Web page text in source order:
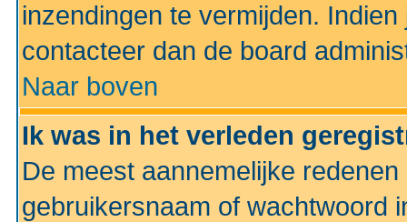
inzendingen te vermijden.
contacteer dan de board
Naar boven
Ik was in het verleden
De meest aannemelijke
gebruikersnaam of wachtwoord